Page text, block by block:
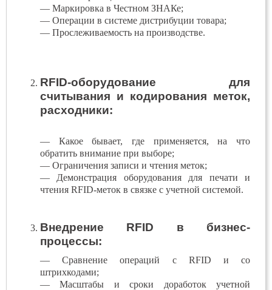
— Маркировка в Честном ЗНАКе;
— Операции в системе дистрибуции товара;
— Прослеживаемость на производстве.
RFID-оборудование для
считывания и кодирования меток,
расходники:
— Какое бывает, где применяется, на что
обратить внимание при выборе;
— Ограничения записи и чтения меток;
— Демонстрация оборудования для печати и
чтения RFID-меток в связке с учетной системой.
Внедрение RFID в бизнес-
процессы:
— Сравнение операций с RFID и со
штрихкодами;
— Масштабы и сроки доработок учетной